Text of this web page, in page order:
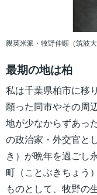
親英米派・牧野伸顕（筑波
最期の地は柏
私は千葉県柏市に移
願った同市やその周
地が少なからずあっ
の政治家・外交官と
き）が晩年を過ごし
町（ことぶきちょう
ものとして、牧野の